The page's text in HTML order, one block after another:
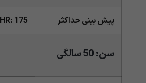
پیش بینی حداکثر HR: 175
سن: 50 سالگی